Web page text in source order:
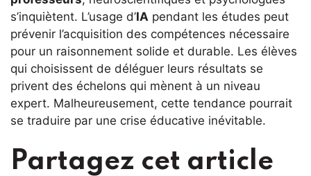
s’inquiètent. L’usage d’IA pendant les études peut
prévenir l’acquisition des compétences nécessaire
pour un raisonnement solide et durable. Les élèves
qui choisissent de déléguer leurs résultats se
privent des échelons qui mènent à un niveau
expert. Malheureusement, cette tendance pourrait
se traduire par une crise éducative inévitable.
Partagez cet article